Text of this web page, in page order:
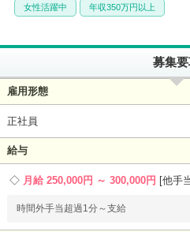
女性活躍中 年収350万円以上
募集
雇用形態
正社員
給与
月給 250,000円 ～ 300,000円 他手
時間外手当超過1分～支給